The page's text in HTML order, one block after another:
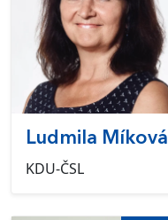
Ludmila Míková
KDU-ČSL